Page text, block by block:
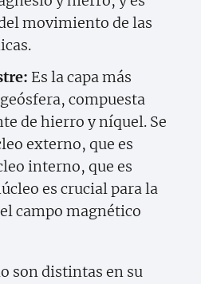
movimiento de las
Es la capa más
compuesta
de hierro y níquel. Se
externo, que es
interno, que es
es crucial para la
campo magnético
son distintas en su